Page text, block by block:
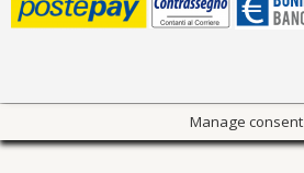
Manage consent